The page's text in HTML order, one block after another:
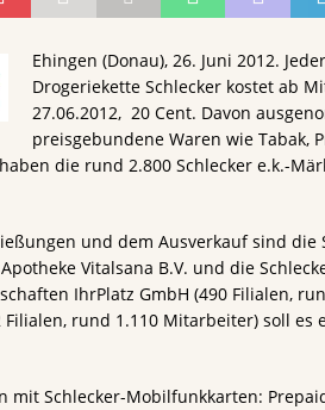
Beiersdorf Hautmikrobiom-Forschung:
PRODUKTENTWICKLUNG
Ehingen (Donau), 26. Juni 2012.
Drogeriekette Schlecker kostet ab
27.06.2012, 20 Cent. Davon
preisgebundene Waren wie Tabak,
die rund 2.800 Schlecker e.k.-
und dem Ausverkauf sind die
Vitalsana B.V. und die
IhrPlatz GmbH (490 Filialen,
Filialen, rund 1.110 Mitarbeiter) soll es
mit Schlecker-Mobilfunkkarten: